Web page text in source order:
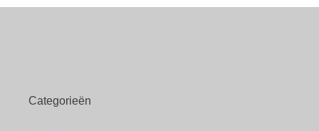
Categorieën